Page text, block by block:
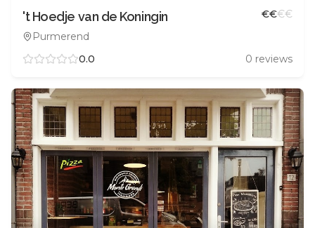
't Hoedje van de Koningin
Purmerend
€€€€
0.0 0 reviews